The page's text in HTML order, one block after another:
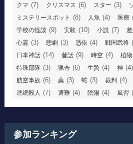
クマ (7) クリスマス (6) スター (3)
ミステリースポット (8) 人魚 (4) 医療
学校の怪談 (9) 実験 (10) 小説 (7)
心霊 (3) 悲劇 (3) 憑依 (4) 戦国武将
日本神話 (14) 昔話 (9) 時空 (4) 植物
特殊部隊 (3) 猟奇 (6) 生贄 (4) 神 (4)
航空事故 (6) 薬 (3) 蛇 (3) 裁判 (4)
連続殺人 (7) 遭難 (4) 陰陽 (4) 風習
参加ランキング